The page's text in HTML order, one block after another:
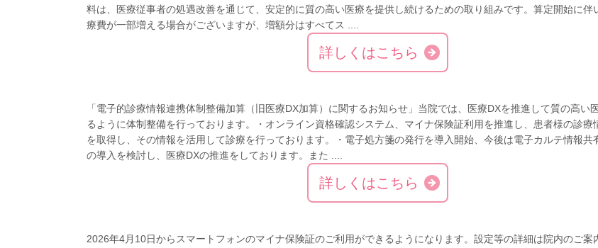
料は、医療従事者の処遇改善を通じて、安定的に質の高い医療を提供し続けるための取り組みです。算定開始に伴
療費が一部増える場合がございますが、増額分はすべてス ....
詳しくはこちら
「電子的診療情報連携体制整備加算（旧医療DX加算）に関するお知らせ」当院では、医療DXを推進して質の高い
るように体制整備を行っております。・オンライン資格確認システム、マイナ保険証利用を推進し、患者様の診療
を取得し、その情報を活用して診療を行っております。・電子処方箋の発行を導入開始、今後は電子カルテ情報共
の導入を検討し、医療DXの推進をしております。また ....
詳しくはこちら
2026年4月10日からスマートフォンのマイナ保険証のご利用ができるようになります。設定等の詳細は院内のご案